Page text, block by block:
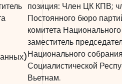
позиция: Член ЦК КПВ;
Постоянного бюро
комитета
заместитель
Национального собрания
Социалистической
Вьетнам.